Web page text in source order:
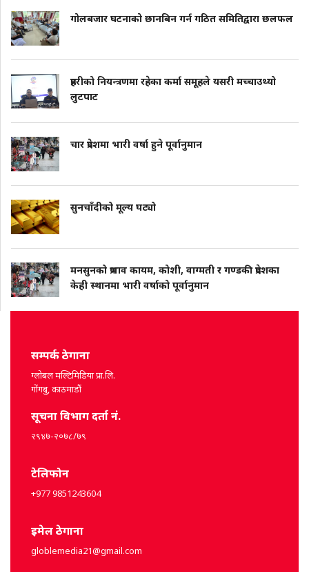
गोलबजार घटनाको छानबिन गर्न गठित समितिद्वारा छलफल
प्रहरीको नियन्त्रणमा रहेका कर्मा समूहले यसरी मच्चाउथ्यो
लुटपाट
चार प्रदेशमा भारी वर्षा हुने पूर्वानुमान
सुनचाँदीको मूल्य घट्यो
मनसुनको प्रभाव कायम, कोशी, वाग्मती र गण्डकी प्रदेशका
केही स्थानमा भारी वर्षाको पूर्वानुमान
सम्पर्क ठेगाना
ग्लोबल मल्टिमिडिया प्रा.लि.
गोंगबु, काठमाडौं
सूचना विभाग दर्ता नं.
२९४७-२०७८/७९
टेलिफोन
+977 9851243604
इमेल ठेगाना
globlemedia21@gmail.com